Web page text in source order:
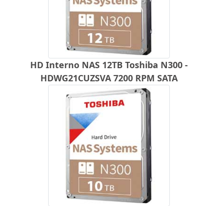
HD Interno NAS 12TB Toshiba N300 -
HDWG21CUZSVA 7200 RPM SATA